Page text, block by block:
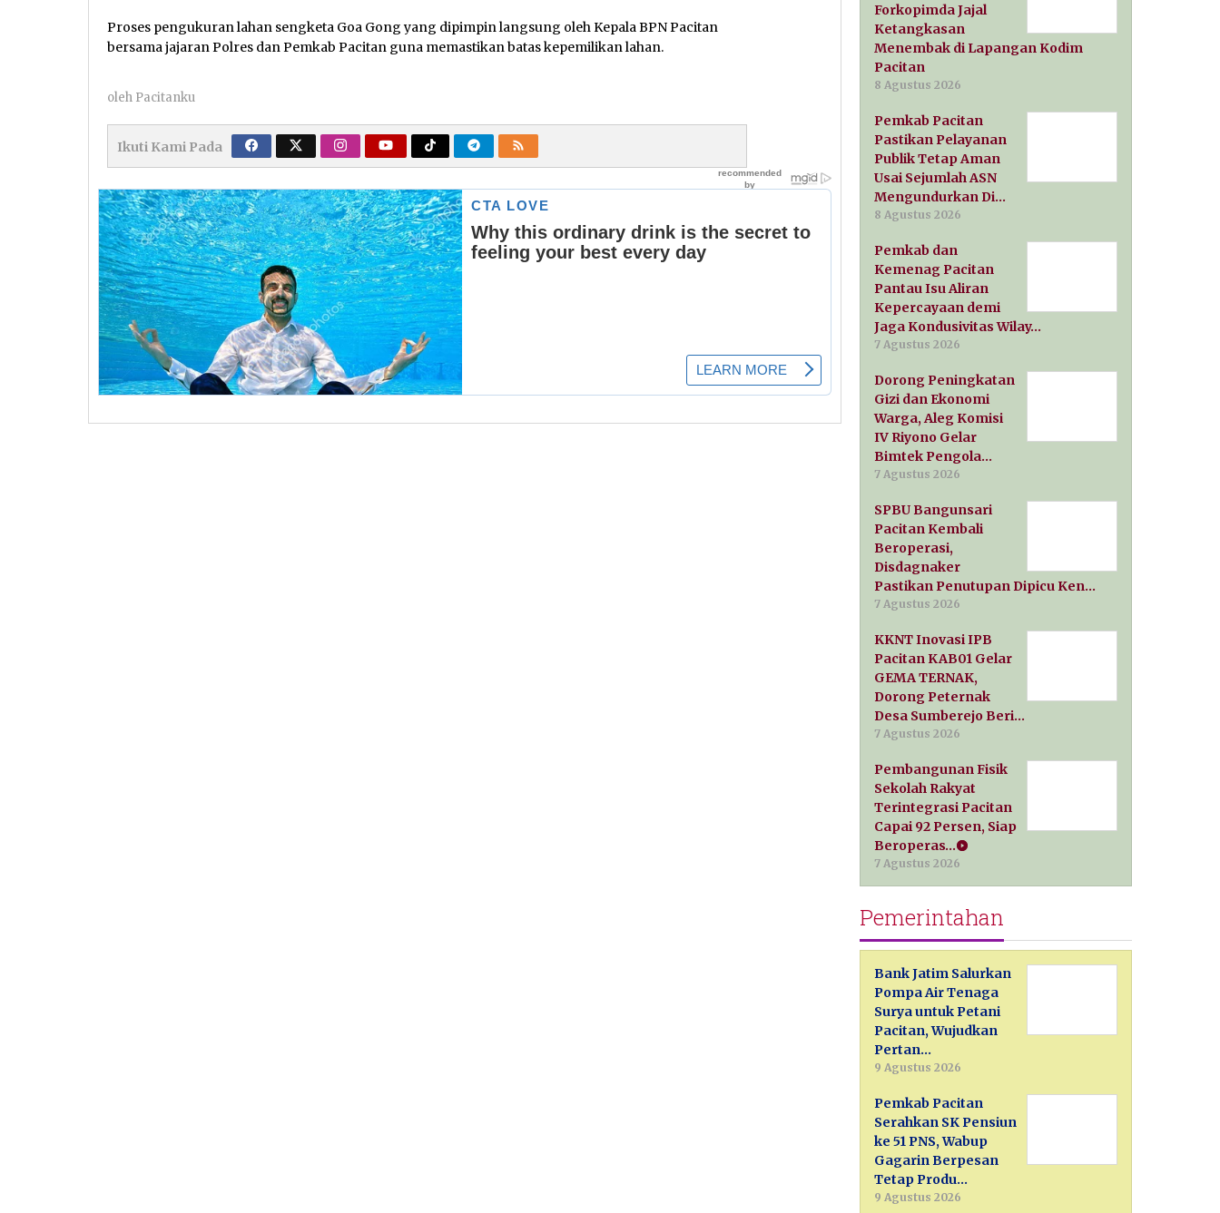
Proses pengukuran lahan sengketa Goa Gong yang dipimpin langsung oleh Kepala BPN Pacitan
bersama jajaran Polres dan Pemkab Pacitan guna memastikan batas kepemilikan lahan.
oleh Pacitanku
Ikuti Kami Pada
Forkopimda Jajal
Ketangkasan
Menembak di Lapangan Kodim
Pacitan
8 Agustus 2026
Pemkab Pacitan
Pastikan Pelayanan
Publik Tetap Aman
Usai Sejumlah ASN
Mengundurkan Di…
8 Agustus 2026
Pemkab dan
Kemenag Pacitan
Pantau Isu Aliran
Kepercayaan demi
Jaga Kondusivitas Wilay…
7 Agustus 2026
Dorong Peningkatan
Gizi dan Ekonomi
Warga, Aleg Komisi
IV Riyono Gelar
Bimtek Pengola…
7 Agustus 2026
SPBU Bangunsari
Pacitan Kembali
Beroperasi,
Disdagnaker
Pastikan Penutupan Dipicu Ken…
7 Agustus 2026
KKNT Inovasi IPB
Pacitan KAB01 Gelar
GEMA TERNAK,
Dorong Peternak
Desa Sumberejo Beri…
7 Agustus 2026
Pembangunan Fisik
Sekolah Rakyat
Terintegrasi Pacitan
Capai 92 Persen, Siap
Beroperas…
7 Agustus 2026
Pemerintahan
Bank Jatim Salurkan
Pompa Air Tenaga
Surya untuk Petani
Pacitan, Wujudkan
Pertan…
9 Agustus 2026
Pemkab Pacitan
Serahkan SK Pensiun
ke 51 PNS, Wabup
Gagarin Berpesan
Tetap Produ…
9 Agustus 2026